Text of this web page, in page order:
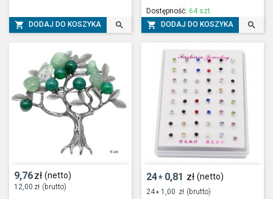
 DODAJ DO KOSZYKA 
Dostępność: 64 szt.
 DODAJ DO KOSZYKA 
9,76zł (netto)
12,00 zł (brutto)
24* 0,81 zł (netto)
24* 1,00 zł (brutto)